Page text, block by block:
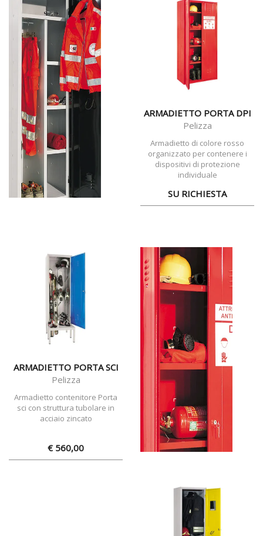
ARMADIETTO PORTA DPI
Pelizza
Armadietto di colore rosso
organizzato per contenere i
dispositivi di protezione
individuale
SU RICHIESTA
ARMADIETTO PORTA SCI
Pelizza
Armadietto contenitore Porta
sci con struttura tubolare in
acciaio zincato
€ 560,00